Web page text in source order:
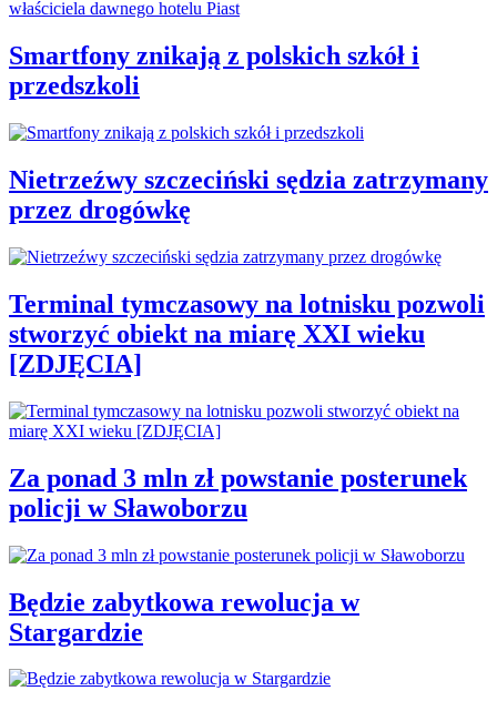
Smartfony znikają z polskich szkół i
przedszkoli
Nietrzeźwy szczeciński sędzia zatrzymany
przez drogówkę
Terminal tymczasowy na lotnisku pozwoli
stworzyć obiekt na miarę XXI wieku
[ZDJĘCIA]
Za ponad 3 mln zł powstanie posterunek
policji w Sławoborzu
Będzie zabytkowa rewolucja w
Stargardzie